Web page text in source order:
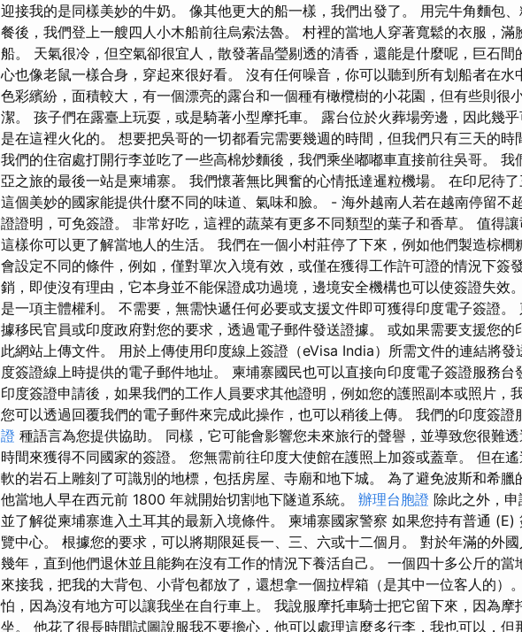
迎接我的是同樣美妙的牛奶。 像其他更大的船一樣，我們出發了。 用完牛角麵包
餐後，我們登上一艘四人小木船前往烏索法魯。 村裡的當地人穿著寬鬆的衣服，滿
船。 天氣很冷，但空氣卻很宜人，散發著晶瑩剔透的清香，還能是什麼呢，巨石
心也像老鼠一樣合身，穿起來很好看。 沒有任何噪音，你可以聽到所有划船者在水
色彩繽紛，面積較大，有一個漂亮的露台和一個種有橄欖樹的小花園，但有些則很
潔。 孩子們在露臺上玩耍，或是騎著小型摩托車。 露台位於火葬場旁邊，因此幾
是在這裡火化的。 想要把吳哥的一切都看完需要幾週的時間，但我們只有三天的時
我們的住宿處打開行李並吃了一些高棉炒麵後，我們乘坐嘟嘟車​​直接前往吳哥。 我
亞之旅的最後一站是柬埔寨。 我們懷著無比興奮的心情抵達暹粒機場。 在印尼待
這個美妙的國家能提供什麼不同的味道、氣味和臉。 - 海外越南人若在越南停留不
證證明，可免簽證。 非常好吃，這裡的蔬菜有更多不同類型的葉子和香草。 值得讓
這樣你可以更了解當地人的生活。 我們在一個小村莊停了下來，例如他們製造棕櫚
會設定不同的條件，例如，僅對單次入境有效，或僅在獲得工作許可證的情況下簽
銷，即使沒有理由，它本身並不能保證成功過境，邊境安全機構也可以使簽證失效
是一項主體權利。 不需要，無需快遞任何必要或支援文件即可獲得印度電子簽證。
據移民官員或印度政府對您的要求，透過電子郵件發送證據。 或如果需要支援您的
此網站上傳文件。 用於上傳使用印度線上簽證（eVisa India）所需文件的連結將發
度簽證線上時提供的電子郵件地址。 柬埔寨國民也可以直接向印度電子簽證服務台
印度簽證申請後，如果我們的工作人員要求其他證明，例如您的護照副本或照片，
您可以透過回覆我們的電子郵件來完成此操作，也可以稍後上傳。 我們的印度簽證
證 種語言為您提供協助。 同樣，它可能會影響您未來旅行的聲譽，並導致您很難
時間來獲得不同國家的簽證。 您無需前往印度大使館在護照上加簽或蓋章。 但在
軟的岩石上雕刻了可識別的地標，包括房屋、寺廟和地下城。 為了避免波斯和希臘
他當地人早在西元前 1800 年就開始切割地下隧道系統。 辦理台胞證 除此之外，
並了解從柬埔寨進入土耳其的最新入境條件。 柬埔寨國家警察 如果您持有普通 (E)
覽中心。 根據您的要求，可以將期限延長一、三、六或十二個月。 對於年滿的外
幾年，直到他們退休並且能夠在沒有工作的情況下養活自己。 一個四十多公斤的當
來接我，把我的大背包、小背包都放了，還想拿一個拉桿箱（是其中一位客人的）
怕，因為沒有地方可以讓我坐在自行車上。 我說服摩托車騎士把它留下來，因為摩
坐。 他花了很長時間試圖說服我不要擔心，他可以處理這麼多行李，我也可以，但